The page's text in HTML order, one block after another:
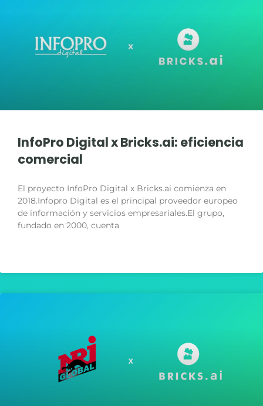
InfoPro Digital x Bricks.ai: eficiencia
comercial
El proyecto InfoPro Digital x Bricks.ai comienza en
2018.Infopro Digital es el principal proveedor europeo
de información y servicios empresariales.El grupo,
fundado en 2000, cuenta